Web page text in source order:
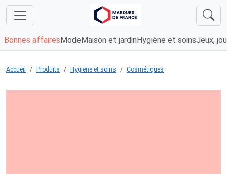
Bonnes affaires Mode Maison et jardin Hygiène et soinsJeux,
Accueil Produits Hygiène et soins Cosmétiques